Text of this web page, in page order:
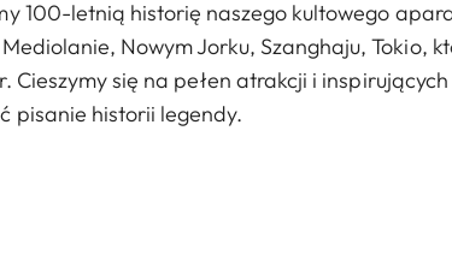
100-letnią historię naszego kultowego
Nowym Jorku, Szanghaju, Tokio,
Cieszymy się na pełen atrakcji i
pisanie historii legendy.